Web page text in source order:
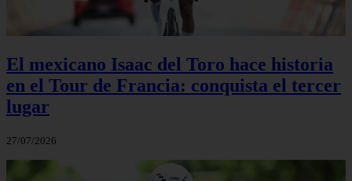
El mexicano Isaac del Toro hace historia
en el Tour de Francia: conquista el tercer
lugar
27/07/2026